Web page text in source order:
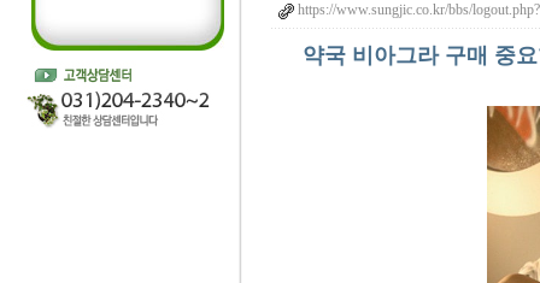
https://www.sungjic.co.kr/bbs/
약국 비아그라 구매 중